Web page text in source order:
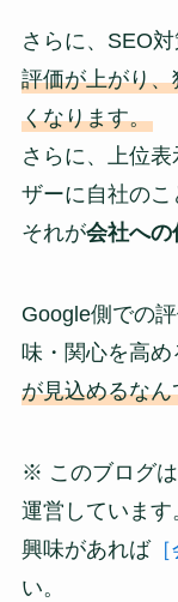
さらに、SEO
評価が上がり
くなります。
さらに、上位
ザーに自社のこ
それが会社への
Google側での
味・関心を高め
が見込めるな
※ このブログ
運営しています
興味があれば［
い。